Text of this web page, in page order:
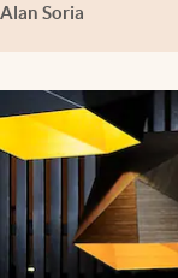
Alan Soria